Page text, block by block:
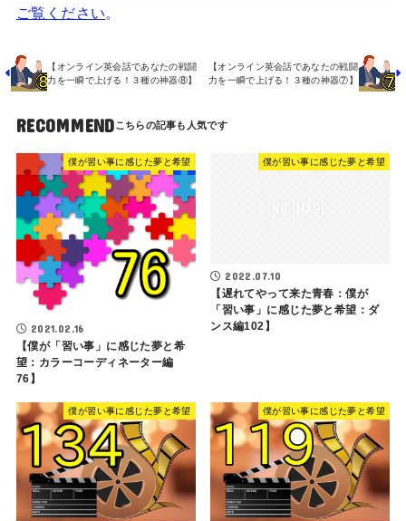
ご覧ください。
【オンライン英会話であなたの戦闘
力を一瞬で上げる！３種の神器⑧】
【オンライン英会話であなたの戦闘
力を一瞬で上げる！３種の神器⑦】
RECOMMEND
僕が習い事に感じた夢と希望
2021.02.16
【僕が「習い事」に感じた夢と希
望：カラーコーディネーター編
76】
僕が習い事に感じた夢と希望
2022.07.10
【遅れてやって来た青春：僕が
「習い事」に感じた夢と希望：ダ
ンス編102】
僕が習い事に感じた夢と希望 僕が習い事に感じた夢と希望